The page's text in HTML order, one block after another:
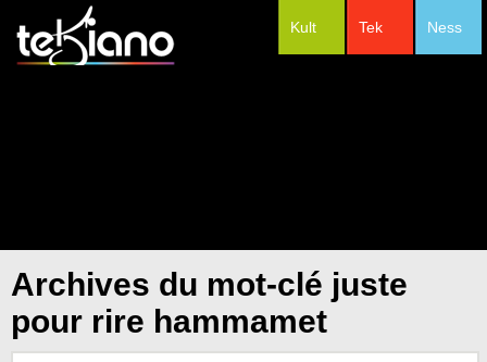
Ness
Tek
Kult
Archives du mot-clé juste
pour rire hammamet